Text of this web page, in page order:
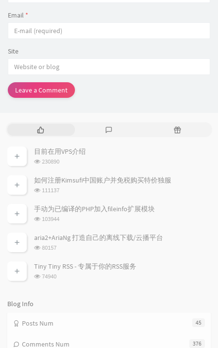
Email *
Site
Leave a Comment
P
p
u
a
r
r
t
c
l
s
t
m
n
R
目前在用VPS介绍
浏
次
数:
230890
如何注册Kimsufi中国账户并免税购买特价独服
浏
次
数:
111137
手动为已编译的PHP加入fileinfo扩展模块
浏
次
103944
aria2+AriaNg 打造自己的离线下载/云播平台
浏
次
数:
80157
Tiny Tiny RSS - 专属于你的RSS服务
浏
74940
Blog Info
45
Posts Num
376
Comments Num